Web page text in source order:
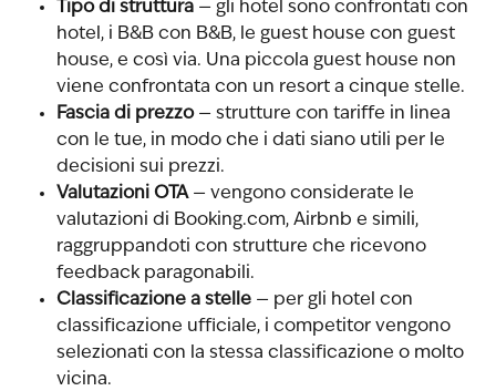
Tipo di struttura — gli hotel sono confrontati con
hotel, i B&B con B&B, le guest house con guest
house, e così via. Una piccola guest house non
viene confrontata con un resort a cinque stelle.
Fascia di prezzo — strutture con tariffe in linea
con le tue, in modo che i dati siano utili per le
decisioni sui prezzi.
Valutazioni OTA — vengono considerate le
valutazioni di Booking.com, Airbnb e simili,
raggruppandoti con strutture che ricevono
feedback paragonabili.
Classificazione a stelle — per gli hotel con
classificazione ufficiale, i competitor vengono
selezionati con la stessa classificazione o molto
vicina.